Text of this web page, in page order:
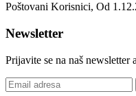
Poštovani Korisnici, Od
Newsletter
Prijavite se na naš